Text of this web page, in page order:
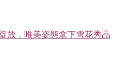
放，唯美姿態拿下雪花秀品